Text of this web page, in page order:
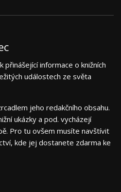
přinášející informace o knižních
událostech ze světa
jeho redakčního obsahu.
ukázky a pod. vycházejí
Pro tu ovšem musíte navštívit
kde jej dostanete zdarma ke